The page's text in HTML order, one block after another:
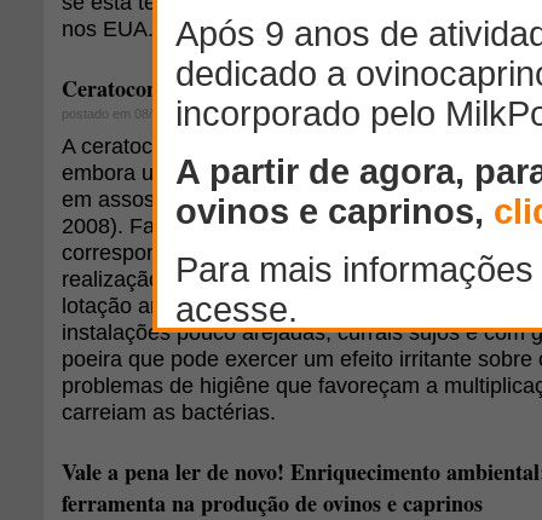
nos EUA.
Ceratoconjuntivite infecciosa em ovinos e caprinos
postado em 08/09/2009
A ceratoconjuntivite pode se manifestar em
embora uma maior freqüência de casos ocorra
em assossiação ao aumento na população de
2008). Fatores que predispõe ao aparecimento
correspondem a introdução de novos animais na
realização de um período de adaptação ou
lotação animal por área de manejo, problemas
instalações pouco arejadas, currais sujos e com
poeira que pode exercer um efeito irritante sobre
problemas de higiêne que favoreçam a
carreiam as bactérias.
Vale a pena ler de novo! Enriquecimento
ferramenta na produção de ovinos e caprinos